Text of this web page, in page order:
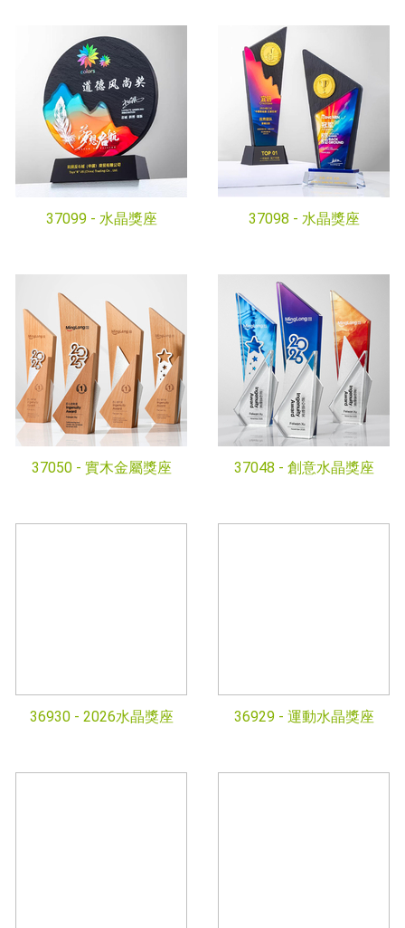
37099 - 水晶獎座 37098 - 水晶獎座
37050 - 實木金屬獎座 37048 - 創意水晶獎座
36930 - 2026水晶獎座 36929 - 運動水晶獎座